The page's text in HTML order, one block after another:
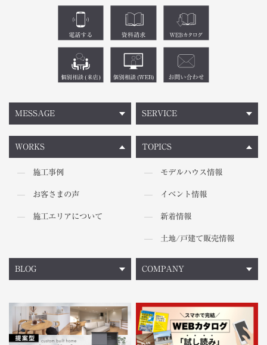
MESSAGE
WORKS
施工事例
お客さまの声
施工エリアについて
TOPICS
モデルハウス情報
イベント情報
新着情報
土地/戸建て販売情報
SERVICE
BLOG COMPANY